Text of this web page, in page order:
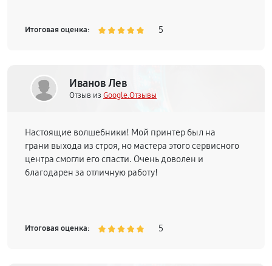
Итоговая оценка: 5
Иванов Лев
Отзыв из Google.Отзывы
Настоящие волшебники! Мой принтер был на
грани выхода из строя, но мастера этого сервисного
центра смогли его спасти. Очень доволен и
благодарен за отличную работу!
Итоговая оценка: 5